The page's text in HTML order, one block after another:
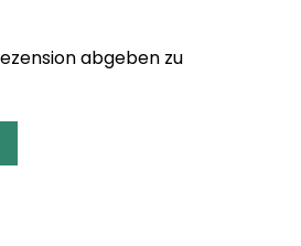
abgeben zu